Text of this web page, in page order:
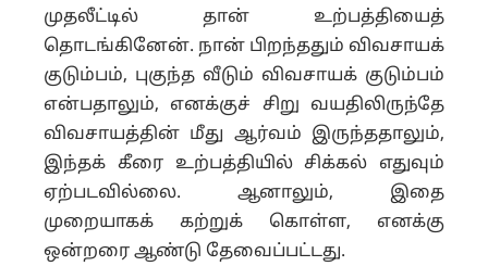
முதலீட்டில் தான் உற்பத்தியைத்
தொடங்கினேன். நான் பிறந்ததும் விவசாயக்
குடும்பம், புகுந்த வீடும் விவசாயக் குடும்பம்
என்பதாலும், எனக்குச் சிறு வயதிலிருந்தே
விவசாயத்தின் மீது ஆர்வம் இருந்ததாலும்,
இந்தக் கீரை உற்பத்தியில் சிக்கல் எதுவும்
ஏற்படவில்லை. ஆனாலும், இதை
முறையாகக் கற்றுக் கொள்ள, எனக்கு
ஒன்றரை ஆண்டு தேவைப்பட்டது.